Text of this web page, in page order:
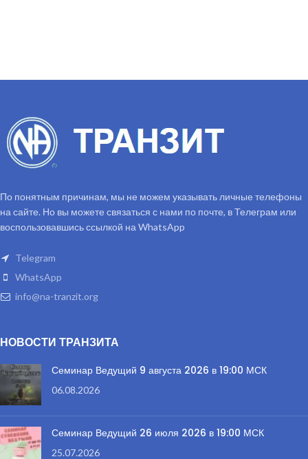
По понятным причинам, мы не можем указывать личные телефоны
на сайте. Но вы можете связаться с нами по почте, в Телеграм или
воспользовавшись ссылкой на WhatsApp
Telegram
WhatsApp
info@na-tranzit.org
НОВОСТИ ТРАНЗИТА
Семинар Ведущий 9 августа 2026 в 19:00 МСК
06.08.2026
Семинар Ведущий 26 июля 2026 в 19:00 МСК
25.07.2026